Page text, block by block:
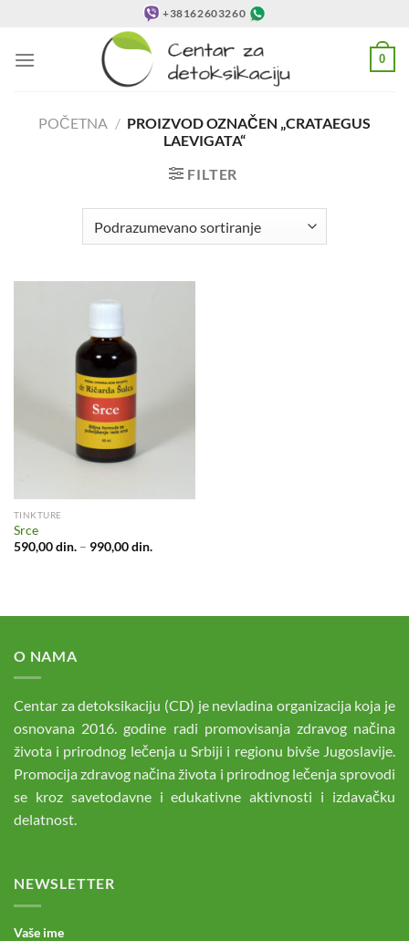
sadržaj
+38162603260
0
POČETNA / PROIZVOD OZNAČEN „CRATAEGUS
LAEVIGATA“
FILTER
TINKTURE
Srce
590,00din. – 990,00din.Raspon
O NAMA
Centar za detoksikaciju (CD) je nevladina organizacija koja je
osnovana 2016. godine radi promovisanja zdravog načina
života i prirodnog lečenja u Srbiji i regionu bivše Jugoslavije.
Promocija zdravog načina života i prirodnog lečenja sprovodi
se kroz savetodavne i edukativne aktivnosti i izdavačku
delatnost.
NEWSLETTER
Vaše ime